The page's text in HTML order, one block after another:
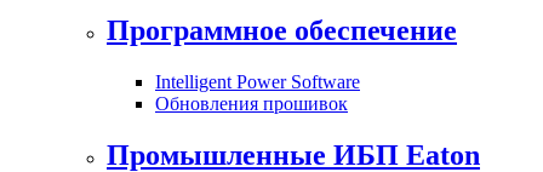
Программное обеспечение
Intelligent Power Software
Обновления прошивок
Промышленные ИБП Eaton